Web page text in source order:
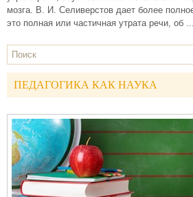
мозга. В. И. Селиверстов дает более
это полная или частичная утрата речи, об ...
ПЕДАГОГИКА КАК НАУКА